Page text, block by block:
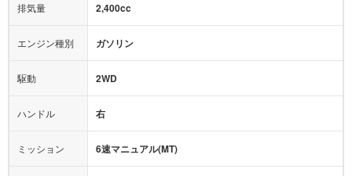
ミュージックプレイヤー接続可
後席モニター
サポカー
アクセル踏み間違い（誤発進）防止装置
アダプティブクルーズコントロール
ヒルディセントコントロール
オートマチックハイビーム
排気量 2,400cc
エンジン種別 ガソリン
駆動 2WD
ハンドル 右
ミッション 6速マニュアル(MT)